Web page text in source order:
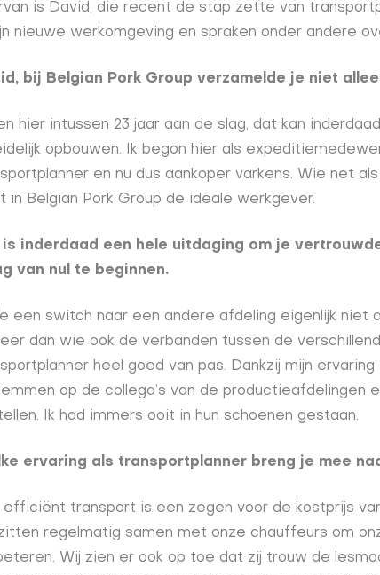
is David, die recent de stap zette van
nieuwe werkomgeving en spraken onder andere
bij Belgian Pork Group verzamelde je niet
hier intussen 23 jaar aan de slag, dat kan
opbouwen. Ik begon hier als
en nu dus aankoper varkens. Wie net
in Belgian Pork Group de ideale werkgever.
is inderdaad een hele uitdaging om je
van nul te beginnen.
een switch naar een andere afdeling eigenlijk niet
dan wie ook de verbanden tussen de
heel goed van pas. Dankzij mijn
op de collega’s van de
Ik had immers ooit in hun schoenen gestaan.
ervaring als transportplanner breng je mee
efficiënt transport is een zegen voor de kostprijs
regelmatig samen met onze chauffeurs om
Wij zien er ook op toe dat zij trouw de